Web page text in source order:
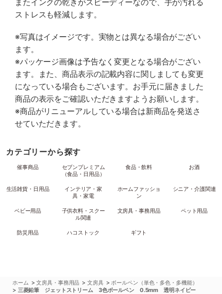
またインクの乾きがスピーディーなので、手が汚れる
ストレスも軽減します。
※写真はイメージです。実物とは異なる場合がござい
ます。
※パッケージ画像は予告なく変更となる場合がござい
ます。また、商品表示の記載内容に関しましても変更
になっている場合もございます。お手元に届きました
商品の表示をご確認いただきますようお願いします。
※商品がリニューアルしている場合は新商品を発送さ
せていただきます。
カテゴリーから探す
催事商品
セブンプレミアム
（食品・日用品）
食品・飲料 お酒
生活雑貨・日用品
インテリア・家
具・家電
ホームファッショ
ン
シニア・介護関連
ベビー用品
子供衣料・スクー
ル関連
文房具・事務用品 ペット用品
防災用品 ハコストック ギフト
ホーム >文房具・事務用品 >文房具 >ボールペン（単色・多色・多機能）
> 三菱鉛筆 ジェットストリーム 3色ボールペン 0.5mm 透明ネイビー